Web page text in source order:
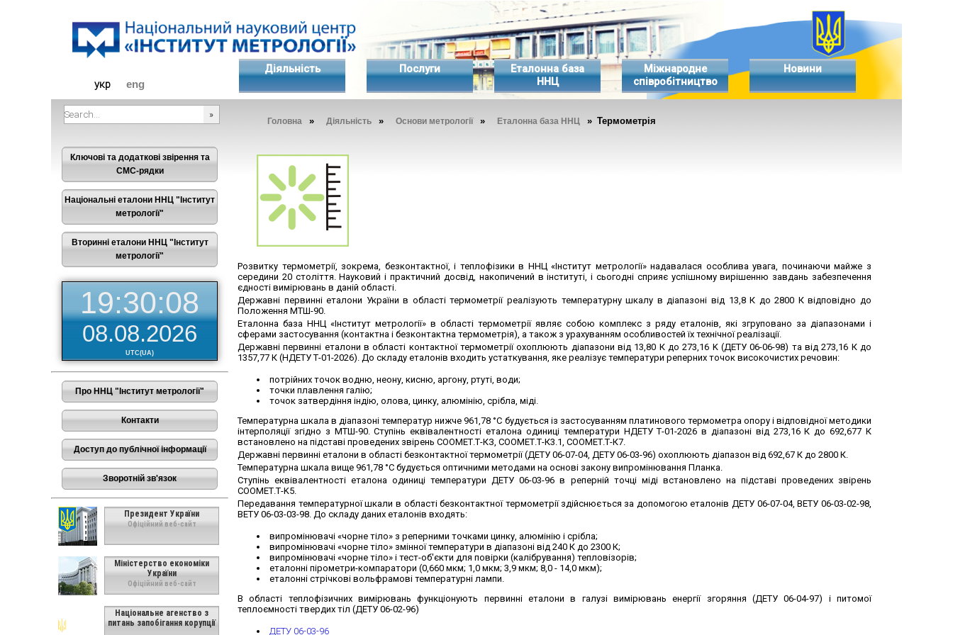
укр eng
Діяльність Послуги
Еталонна база
ННЦ
Міжнародне
співробітництво
Новини
Головна » Діяльність » Основи метрології » Еталонна база ННЦ » Термометрія
Ключові та додаткові звірення та
СМС-рядки
Національні еталони ННЦ "Інститут
метрології"
Вторинні еталони ННЦ "Інститут
метрології"
19:30:08
08.08.2026
UTC(UA)
Про ННЦ "Інститут метрології"
Контакти
Доступ до публічної інформації
Зворотній зв'язок
Президент України
Офіційний веб-сайт
Міністерство економіки
України
Офіційний веб-сайт
Національне агенство з
питань запобігання корупції
Розвитку термометрії, зокрема, безконтактної, і теплофізики в ННЦ «Інститут метрології» надавалася особлива увага, починаючи майже з
середини 20 століття. Науковий і практичний досвід, накопичений в інституті, і сьогодні сприяє успішному вирішенню завдань забезпечення
єдності вимірювань в даній області.
Державні первинні еталони України в області термометрії реалізують температурну шкалу в діапазоні від 13,8 К до 2800 К відповідно до
Положення МТШ-90.
Еталонна база ННЦ «Інститут метрології» в області термометрії являє собою комплекс з ряду еталонів, які згруповано за діапазонами і
сферами застосування (контактна і безконтактна термометрія), а також з урахуванням особливостей їх технічної реалізації.
Державні первинні еталони в області контактної термометрії охоплюють діапазони від 13,80 К до 273,16 K (ДЕТУ 06-06-98) та від 273,16 К до
1357,77 К (НДЕТУ Т-01-2026). До складу еталонів входить устаткування, яке реалізує температури реперних точок високочистих речовин:
потрійних точок водню, неону, кисню, аргону, ртуті, води;
точки плавлення галію;
точок затвердіння індію, олова, цинку, алюмінію, срібла, міді.
Температурна шкала в діапазоні температур нижче 961,78 °С будується із застосуванням платинового термометра опору і відповідної методики
інтерполяції згідно з МТШ-90. Ступінь еквівалентності еталона одиниці температури НДЕТУ Т-01-2026 в діапазоні від 273,16 К до 692,677 К
встановлено на підставі проведених звірень СООМЕТ.Т-КЗ, СООМЕТ.Т-К3.1, СООМЕТ.Т-К7.
Державні первинні еталони в області безконтактної термометрії (ДЕТУ 06-07-04, ДЕТУ 06-03-96) охоплюють діапазон від 692,67 К до 2800 К.
Температурна шкала вище 961,78 °С будується оптичними методами на основі закону випромінювання Планка.
Ступінь еквівалентності еталона одиниці температури ДЕТУ 06-03-96 в реперній точці міді встановлено на підставі проведених звірень
СООМЕТ.Т-K5.
Передавання температурної шкали в області безконтактної термометрії здійснюється за допомогою еталонів ДЕТУ 06-07-04, ВЕТУ 06-03-02-98,
ВЕТУ 06-03-03-98. До складу даних еталонів входять:
випромінювачі «чорне тіло» з реперними точками цинку, алюмінію і срібла;
випромінювачі «чорне тіло» змінної температури в діапазоні від 240 К до 2300 К;
випромінювачі «чорне тіло» і тест-об'єкти для повірки (калібрування) тепловізорів;
еталонні пірометри-компаратори (0,660 мкм; 1,0 мкм; 3,9 мкм; 8,0 - 14,0 мкм);
еталонні стрічкові вольфрамові температурні лампи.
В області теплофізичних вимірювань функціонують первинні еталони в галузі вимірювань енергії згоряння (ДЕТУ 06-04-97) і питомої
теплоємності твердих тіл (ДЕТУ 06-02-96)
ДЕТУ 06-03-96